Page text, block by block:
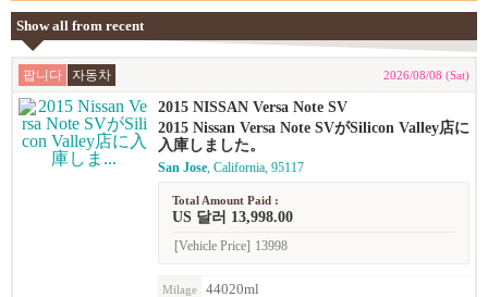
Show all from recent
팝니다 자동차 2026/08/08 (Sat)
2015 NISSAN Versa Note SV
2015 Nissan Versa Note SVがSilicon Valley店に
入庫しました。
San Jose, California, 95117
Total Amount Paid :
US 달러 13,998.00
[Vehicle Price] 13998
Milage 44020ml